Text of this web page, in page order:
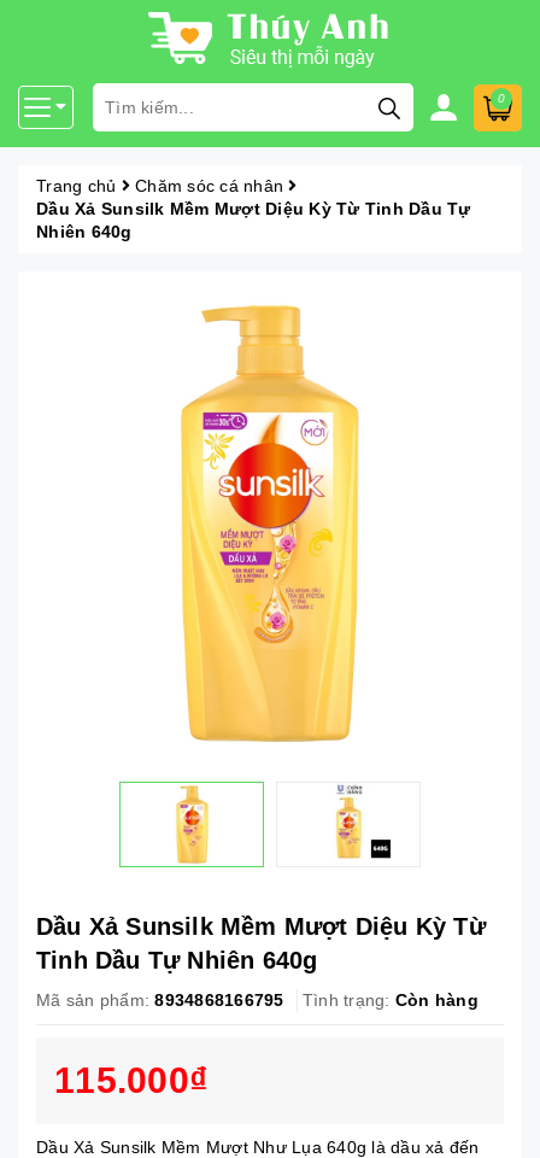
0
Trang chủ
Chăm sóc cá nhân
Dầu Xả Sunsilk Mềm Mượt Diệu Kỳ Từ Tinh Dầu Tự
Nhiên 640g
Dầu Xả Sunsilk Mềm Mượt Diệu Kỳ Từ
Tinh Dầu Tự Nhiên 640g
Mã sản phẩm: 8934868166795 Tình trạng: Còn hàng
115.000₫
Dầu Xả Sunsilk Mềm Mượt Như Lụa 640g là dầu xả đến